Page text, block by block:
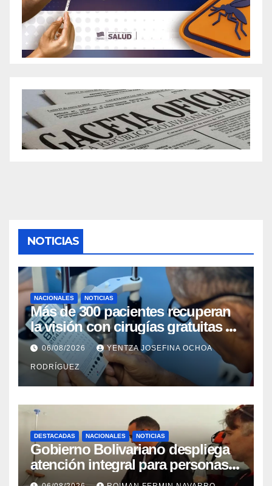
NOTICIAS
NACIONALES NOTICIAS
Más de 300 pacientes recuperan
la visión con cirugías gratuitas de
cataratas en Zulia
06/08/2026 YENTZA JOSEFINA OCHOA
RODRÍGUEZ
DESTACADAS NACIONALES NOTICIAS
Gobierno Bolivariano despliega
atención integral para personas
con discapacidad en